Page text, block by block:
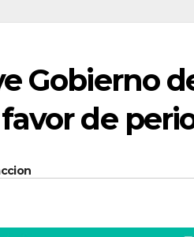
Gobierno
de